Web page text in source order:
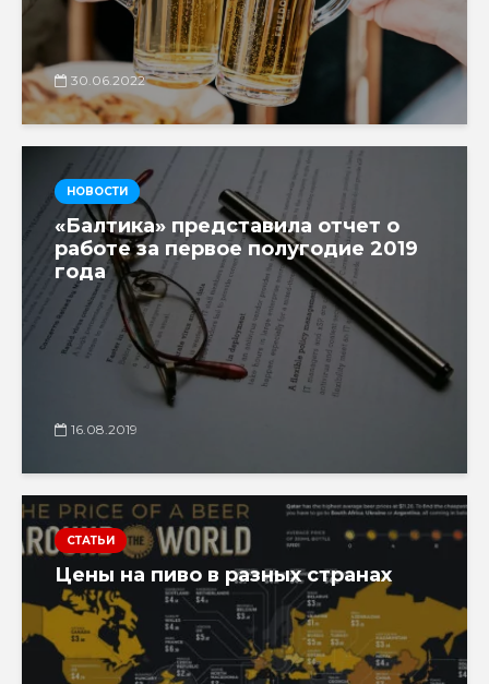
30.06.2022
НОВОСТИ
«Балтика» представила отчет о
работе за первое полугодие 2019
года
16.08.2019
СТАТЬИ
Цены на пиво в разных странах